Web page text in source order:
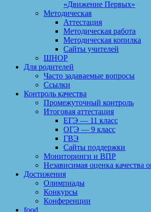
«Движение Первых»
Методическая
Аттестация
Методическая работа
Методическая копилка
Сайты учителей
ШНОР
Для родителей
Часто задаваемые вопросы
Ссылки
Контроль качества
Промежуточный контроль
Итоговая аттестация
ЕГЭ — 11 класс
ОГЭ — 9 класс
ГВЭ
Сайты поддержки
Мониторинги и ВПР
Независимая оценка качества
Достижения
Олимпиады
Конкурсы
Конференции
food